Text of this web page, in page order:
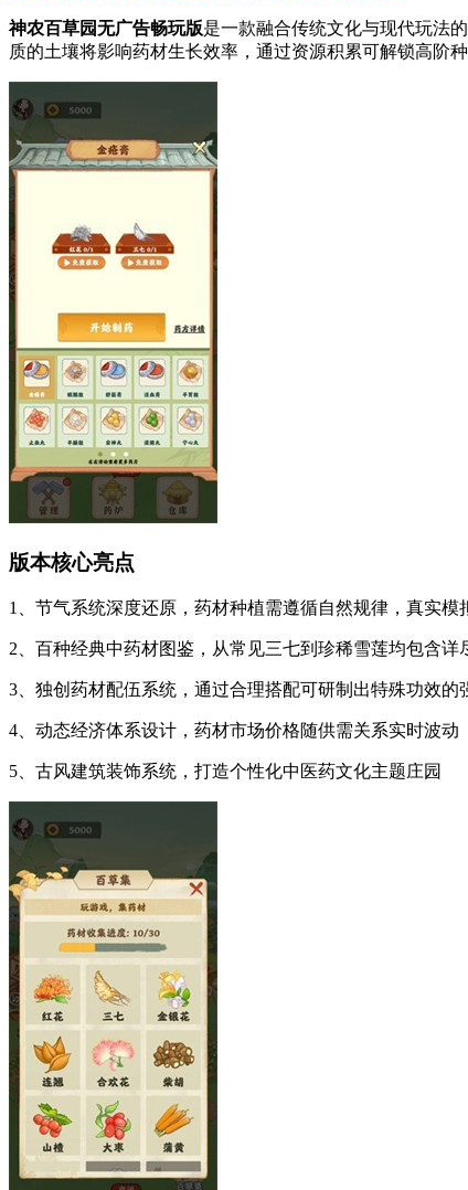
神农百草园无广告畅玩版是一款融合传统文化与现代玩法
质的土壤将影响药材生长效率，通过资源积累可解锁高阶
版本核心亮点
1、节气系统深度还原，药材种植需遵循自然规律，真实模
2、百种经典中药材图鉴，从常见三七到珍稀雪莲均包含详
3、独创药材配伍系统，通过合理搭配可研制出特殊功效的
4、动态经济体系设计，药材市场价格随供需关系实时波动
5、古风建筑装饰系统，打造个性化中医药文化主题庄园